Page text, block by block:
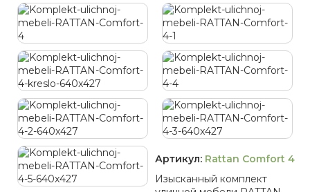
Артикул: Rattan Comfort 4
Изысканный комплект